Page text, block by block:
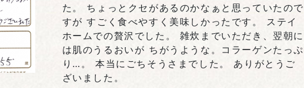
た。 ちょっとクセがあるのかなぁと思っていたので
すが すごく食べやすく美味しかったです。 ステイ
ホームでの贅沢でした。 雑炊までいただき、翌朝に
は肌のうるおいが ちがうような。コラーゲンたっぷ
り…。 本当にごちそうさまでした。 ありがとうご
ざいました。